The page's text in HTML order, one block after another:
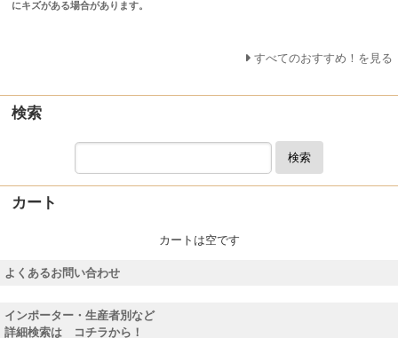
にキズがある場合があります。
すべてのおすすめ！を見る
検索
検索
カート
カートは空です
よくあるお問い合わせ
インポーター・生産者別など
詳細検索は コチラから！